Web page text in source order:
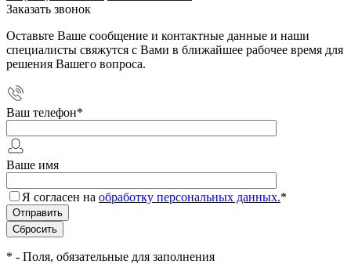
Заказать звонок
Оставьте Ваше сообщение и контактные данные и наши
специалисты свяжутся с Вами в ближайшее рабочее время для
решения Вашего вопроса.
Ваш телефон*
Ваше имя
Я согласен на обработку персональных данных.*
* - Поля, обязательные для заполнения